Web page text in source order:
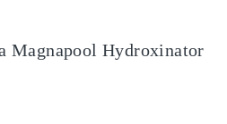
Magnapool Hydroxinator